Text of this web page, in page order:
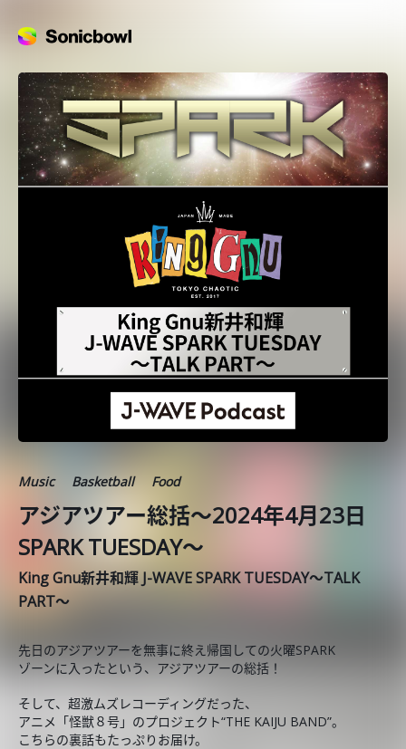
Music Basketball Food
アジアツアー総括～2024年4月23日
SPARK TUESDAY～
King Gnu新井和輝 J-WAVE SPARK TUESDAY～TALK
PART～
先日のアジアツアーを無事に終え帰国しての火曜SPARK
ゾーンに入ったという、アジアツアーの総括！
そして、超激ムズレコーディングだった、
アニメ「怪獣８号」のプロジェクト“THE KAIJU BAND”。
こちらの裏話もたっぷりお届け。